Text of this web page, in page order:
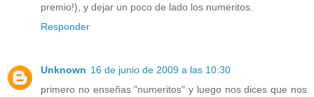
premio!), y dejar un poco de lado los numeritos.
Responder
Unknown 16 de junio de 2009 a las 10:30
primero no enseñas "numeritos" y luego nos dices que nos